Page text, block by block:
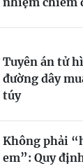
Tuyên án tử
đường dây
túy
Không phải
em”: Quy